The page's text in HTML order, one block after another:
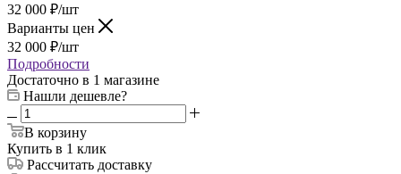
32 000 ₽/шт
Варианты цен
32 000 ₽/шт
Подробности
Достаточно в 1 магазине
Нашли дешевле?
В корзину
Купить в 1 клик
Рассчитать доставку